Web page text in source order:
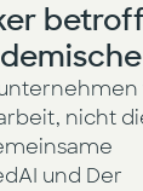
nicht
und Der